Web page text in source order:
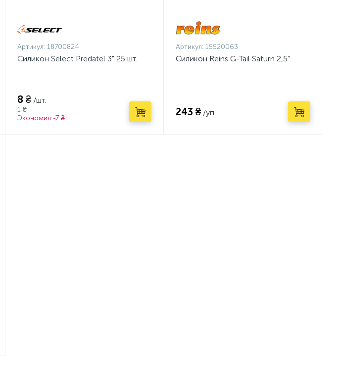
Артикул: 18700824
Силикон Select Predatel 3" 25 шт.
8 ₴ /шт.
1 ₴
Экономия -7 ₴
Артикул: 15520063
Силикон Reins G-Tail Saturn 2,5"
243 ₴ /уп.